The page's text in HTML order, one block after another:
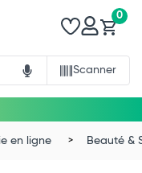
Scanner
0
en ligne Beauté &